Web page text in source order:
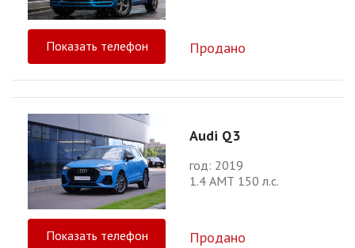
Показать телефон Продано
Audi Q3
год: 2019
1.4 АМТ 150 л.с.
Показать телефон Продано